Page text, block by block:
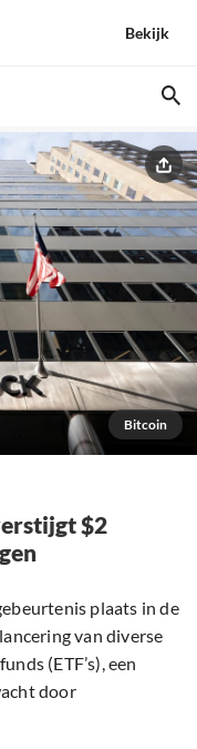
Bekijk
Bitcoin
$2
plaats in de
van diverse
(ETF’s), een
door